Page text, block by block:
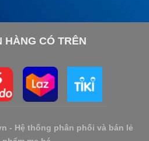
HÀNG CÓ TRÊN
- Hệ thống phân phối và bán lẻ